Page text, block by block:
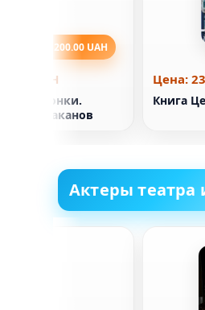
Цена: 200.00 UAH
UAH
шпионки.
на тараканов
Цена:
Книга
Актеры театра